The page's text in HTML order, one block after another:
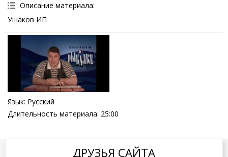
Описание материала:
Ушаков ИП
Язык: Русский
Длительность материала: 25:00
ДРУЗЬЯ САЙТА